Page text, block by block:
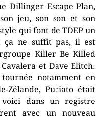
Dillinger Escape Plan,
jeu, son son et son
qui font de TDEP un
ça ne suffit pas, il est
Killer Be Killed
et Dave Elitch.
notamment en
Zélande, Puciato était
dans un registre
avec un nouveau